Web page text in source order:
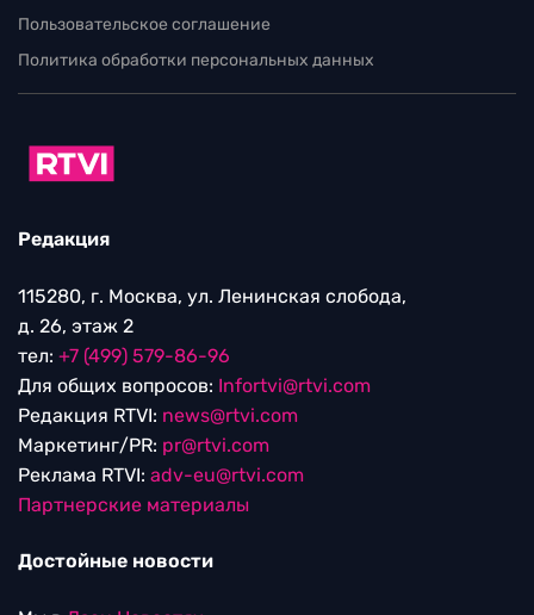
Пользовательское соглашение
Политика обработки персональных данных
Редакция
115280, г. Москва, ул. Ленинская слобода,
д. 26, этаж 2
тел: +7 (499) 579-86-96
Для общих вопросов: Infortvi@rtvi.com
Редакция RTVI: news@rtvi.com
Маркетинг/PR: pr@rtvi.com
Реклама RTVI: adv-eu@rtvi.com
Партнерские материалы
Достойные новости